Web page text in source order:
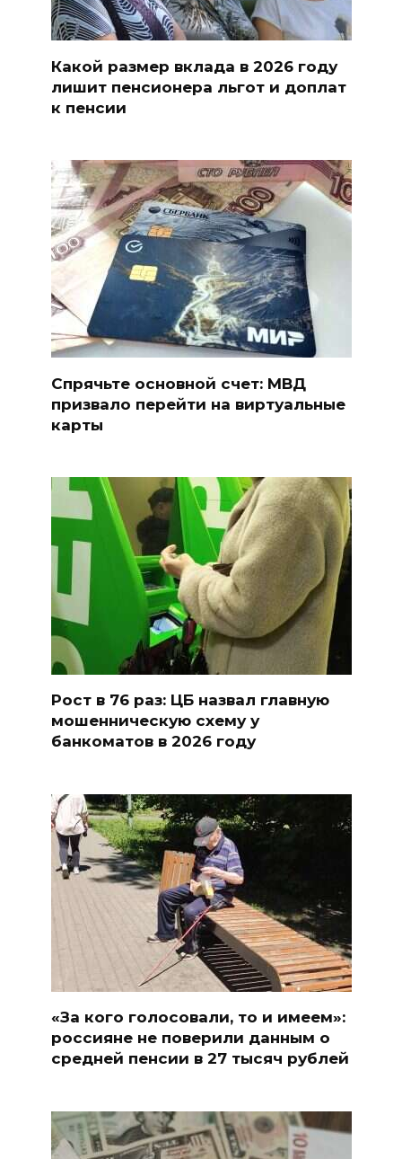
Какой размер вклада в 2026 году
лишит пенсионера льгот и доплат
к пенсии
Спрячьте основной счет: МВД
призвало перейти на виртуальные
карты
Рост в 76 раз: ЦБ назвал главную
мошенническую схему у
банкоматов в 2026 году
«За кого голосовали, то и имеем»:
россияне не поверили данным о
средней пенсии в 27 тысяч рублей